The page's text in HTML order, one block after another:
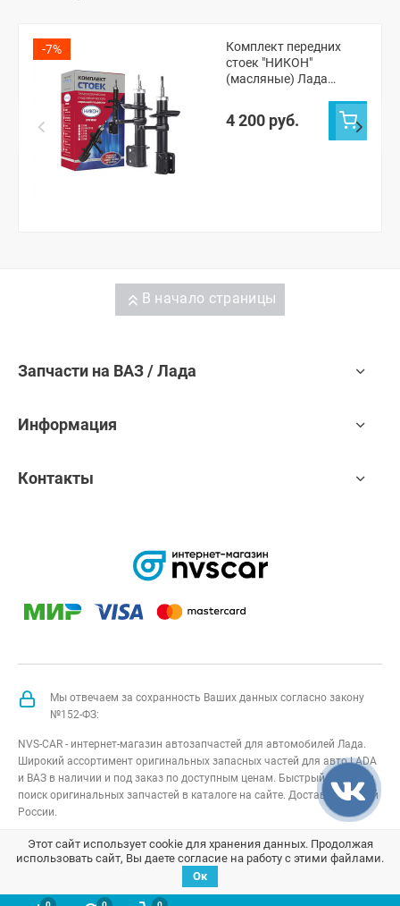
-7%
Комплект передних
стоек "НИКОН"
(масляные) Лада
4 200 руб.
В начало страницы
Запчасти на ВАЗ / Лада
Информация
Контакты
Мы отвечаем за сохранность Ваших данных согласно закону
№152-ФЗ:
NVS-CAR - интернет-магазин автозапчастей для автомобилей Лада.
Широкий ассортимент оригинальных запасных частей для авто LADA
и ВАЗ в наличии и под заказ по доступным ценам. Быстрый подбор и
поиск оригинальных запчастей в каталоге на сайте. Доставка по всей
России.
NVS-CAR© 2014 –2026Все права защищеныкарта сайта;
Договор оферта; Политика конфиденциальности
Этот сайт использует cookie для хранения данных. Продолжая
использовать сайт, Вы даете согласие на работу с этими файлами.
Ок